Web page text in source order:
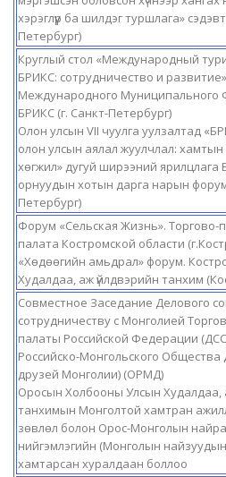
хэрэглүүр ба шилдэг туршлага»
Петербург)
Круглый стол «Международный
БРИКС: сотрудничество и
Международного Муниципального
БРИКС (г. Санкт-Петербург)
Олон улсын VII чуулга уулзалтад
олон улсын аялал жуулчлал:
хөгжил» дугуй ширээний ярилцлага
орнуудын хотын дарга нарын
Петербург)
Форум «Сельская Жизнь».
палата Костромской области
«Хөдөөгийн амьдрал» форум.
Худалдаа, аж үйлдвэрийн танхим
Совместное Заседание Делового
сотрудничеству с Монголией
палаты Российской Федерации
Российско-Монгольского
друзей Монголии) (ОРМД)
Оросын Холбооны Улсын Худалдаа,
танхимын Монголтой хамтран
зөвлөл болон Орос-Монголын
нийгэмлэгийн (Монголын
хамтарсан хуралдаан боллоо